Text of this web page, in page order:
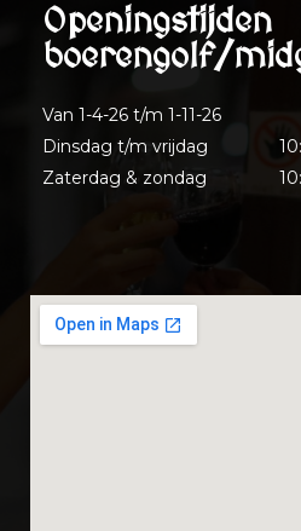
Openingstijden
boerengolf/
Van 1-4-26 t/m 1-11-26
Dinsdag t/m vrijdag
Zaterdag & zondag